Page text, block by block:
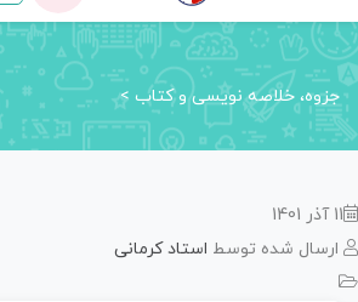
جزوه، خلاصه نویسی و کتاب>
11 آذر 1401
ارسال شده توسط استاد کرمانی